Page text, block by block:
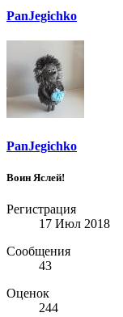
PanJegichko
PanJegichko
Воин Яслей!
Регистрация
17 Июл 2018
Сообщения
43
Оценок
244